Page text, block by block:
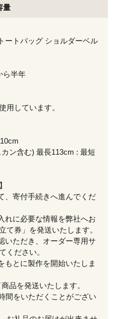
量
ートバッグ ショルダーベル
ら半年
用しています。
ン含む) 最長113cm : 最短
、寄付手続きへ進んでくだ
れに必要な情報を弊社へお
て券」を発送いたします。
いただき、オーダー専用サ
ください。
もとに製作を開始いたしま
品を発送いたします。
間をいただくことがござい